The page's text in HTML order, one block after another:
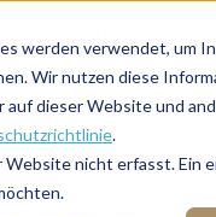
werden verwendet, um
Wir nutzen diese
dieser Website und
.
nicht erfasst. Ein